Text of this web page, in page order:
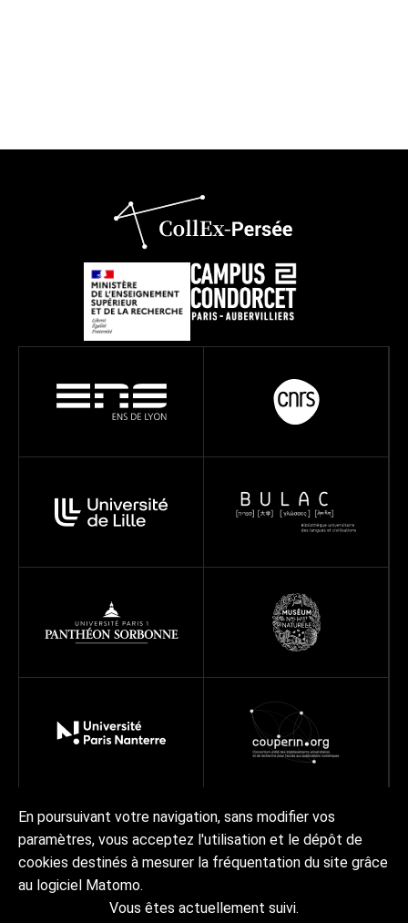
À propos Programmes Réseau
Ressources
Actualités | AgendaContact Collex-Persée
En poursuivant votre navigation, sans modifier vos
paramètres, vous acceptez l'utilisation et le dépôt de
cookies destinés à mesurer la fréquentation du site grâce
au logiciel Matomo.
Vous êtes actuellement suivi.